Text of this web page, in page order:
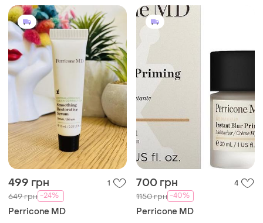
499 грн 1
649 грн -24%
Perricone MD
700 грн 4
1150 грн -40%
Perricone MD